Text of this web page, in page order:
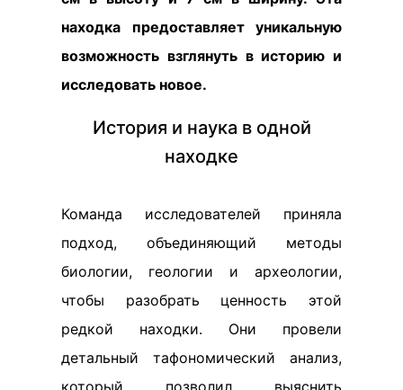
находка предоставляет уникальную
возможность взглянуть в историю и
исследовать новое.
История и наука в одной
находке
Команда исследователей приняла
подход, объединяющий методы
биологии, геологии и археологии,
чтобы разобрать ценность этой
редкой находки. Они провели
детальный тафономический анализ,
который позволил выяснить